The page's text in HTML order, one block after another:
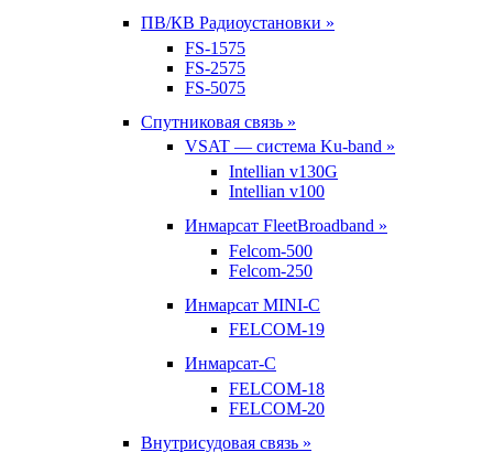
ПВ/КВ Радиоустановки »
FS-1575
FS-2575
FS-5075
Спутниковая связь »
VSAT — система Ku-band »
Intellian v130G
Intellian v100
Инмарсат FleetBroadband »
Felcom-500
Felcom-250
Инмарсат MINI-C
FELCOM-19
Инмарсат-С
FELCOM-18
FELCOM-20
Внутрисудовая связь »